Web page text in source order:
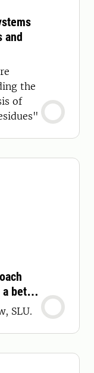
and
the
of
better
SLU.